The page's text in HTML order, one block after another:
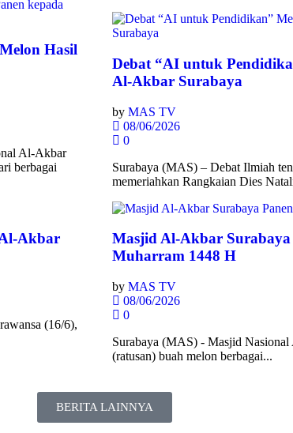
Hasil
Al-Akbar
berbagai
Akbar
(16/6),
Debat “AI untuk
Al-Akbar Surabaya
by MAS TV
08/06/2026
0
Surabaya (MAS) – Debat Ilmiah
memeriahkan Rangkaian Dies
Masjid Al-Akbar Surabaya
Muharram 1448 H
by MAS TV
08/06/2026
0
Surabaya (MAS) - Masjid
(ratusan) buah melon berbagai...
BERITA LAINNYA